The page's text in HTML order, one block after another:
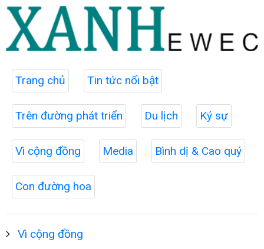
Trang chủ Tin tức nổi bật
Trên đường phát triển Du lịch Ký sự
Vì cộng đồng Media Bình dị & Cao quý
Con đường hoa
Vì cộng đồng